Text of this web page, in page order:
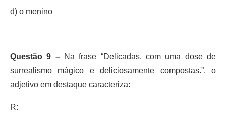
d) o menino
Questão 9 – Na frase “Delicadas, com uma dose de
surrealismo mágico e deliciosamente compostas.”, o
adjetivo em destaque caracteriza:
R: